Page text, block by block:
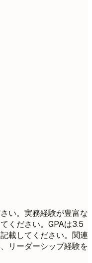
い。実務経験が豊富な
ください。GPAは3.5
載してください。関連
リーダーシップ経験を